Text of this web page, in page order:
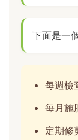
下面是一
每週檢
每月施
定期修